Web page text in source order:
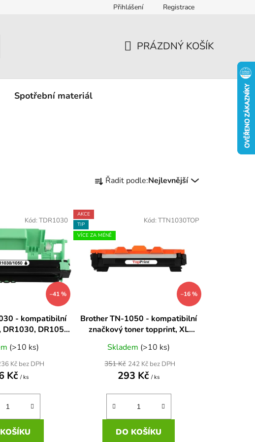
Přihlášení Registrace
KOŠÍK
PRÁZDNÝ KOŠÍK
Spotřební materiál
a
í
p
r
o
k
t
Řadit podle:Nejlevnější
–41 %
- kompatibilní
DR1030, DR1050
(>10 ks)
Kč bez DPH
Kč/ ks
Kód: TDR1030
AKCE
TIP
VÍCE ZA MÉNĚ
–16 %
Brother TN-1050 - kompatibilní
značkový toner topprint, XL
Skladem (>10 ks)
242 Kč bez DPH
293 Kč/ ks
351 Kč
DO KOŠÍKU
Kód: TTN1030TOP